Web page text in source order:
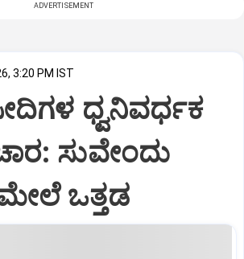
ADVERTISEMENT
3:20 PM IST
ಧ್ವನಿವರ್ಧಕ
ಸುವೇಂದು
ಒತ್ತಡ